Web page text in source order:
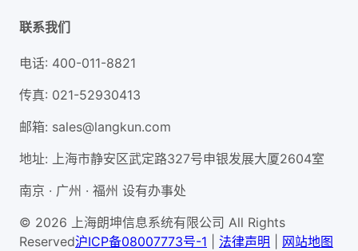
联系我们
电话: 400-011-8821
传真: 021-52930413
邮箱: sales@langkun.com
地址: 上海市静安区武定路327号申银发展大厦2604室
南京 · 广州 · 福州 设有办事处
© 2026 上海朗坤信息系统有限公司 All Rights
Reserved沪ICP备08007773号-1 法律声明 网站地图